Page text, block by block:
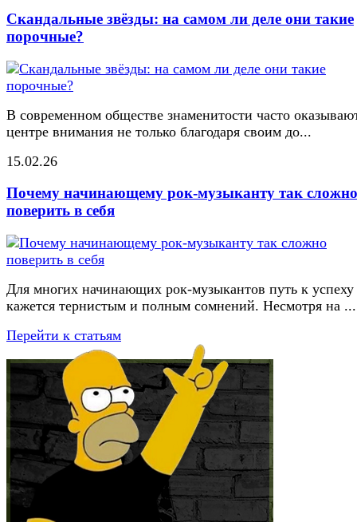
Скандальные звёзды: на самом ли деле они такие
порочные?
В современном обществе знаменитости часто
центре внимания не только благодаря своим до...
15.02.26
Почему начинающему рок-музыканту так сложно
поверить в себя
Для многих начинающих рок-музыкантов путь к успеху
кажется тернистым и полным сомнений. Несмотря на ...
Перейти к статьям